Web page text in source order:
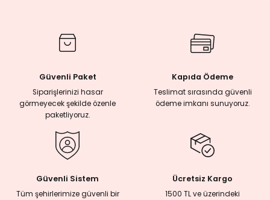
Güvenli Paket
Siparişlerinizi hasar
görmeyecek şekilde özenle
paketliyoruz.
Kapıda Ödeme
Teslimat sırasında güvenli
ödeme imkanı sunuyoruz.
Güvenli Sistem
Tüm şehirlerimize güvenli bir
Ücretsiz Kargo
1500 TL ve üzerindeki